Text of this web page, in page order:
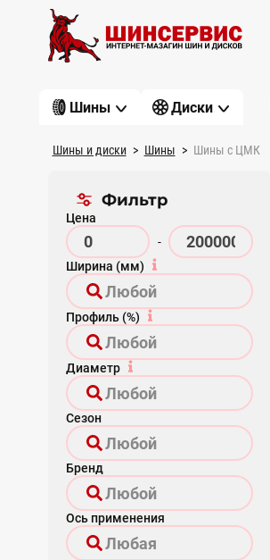
Шины Диски
Шины и диски Шины Шины с ЦМК
Фильтр
Цена
-
Ширина (мм)
Профиль (%)
Диаметр
Сезон
Бренд
Ось применения